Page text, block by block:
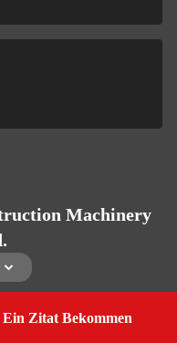
Machinery
Machinery Co., Ltd.
Ein Zitat Bekommen